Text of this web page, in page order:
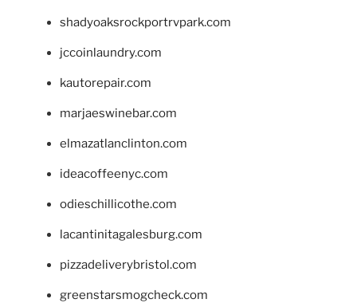
shadyoaksrockportrvpark.com
jccoinlaundry.com
kautorepair.com
marjaeswinebar.com
elmazatlanclinton.com
ideacoffeenyc.com
odieschillicothe.com
lacantinitagalesburg.com
pizzadeliverybristol.com
greenstarsmogcheck.com